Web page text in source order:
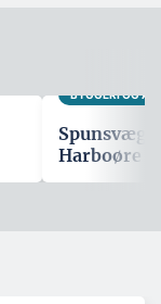
BYGGERI OG
Spunsvæg
Harboøre